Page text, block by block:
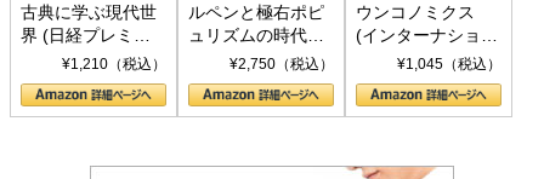
古典に学ぶ現代世
界 (日経プレミア
シリーズ)¥1,210（税込）
ルペンと極右ポピ
ュリズムの時代：
〈ヤヌス〉の二つ
の顔
¥2,750（税込）
ウンコノミクス
(インターナショナ
ル新書)¥1,045（税込）